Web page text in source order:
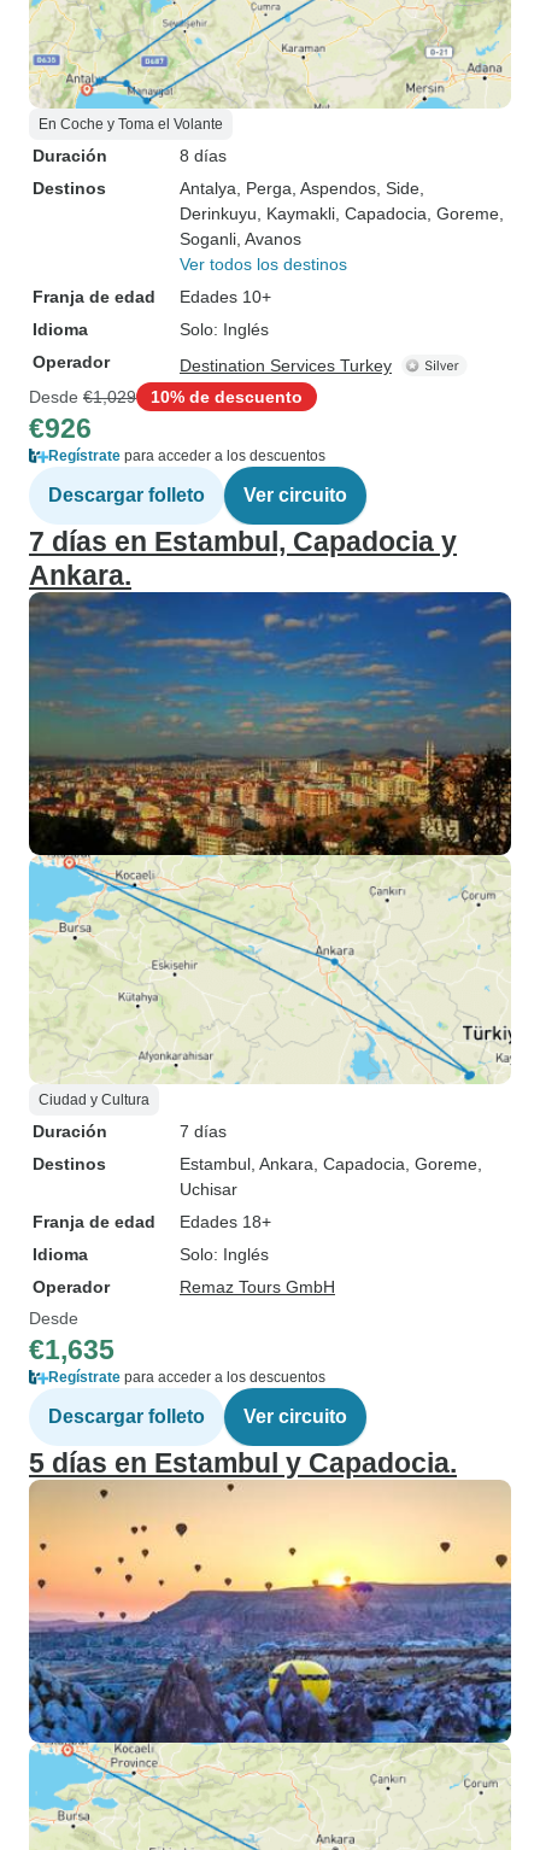
En Coche y Toma el Volante
Duración
8 días
Destinos
Antalya , Perga , Aspendos , Side
Derinkuyu , Kaymakli , Capadocia , Goreme
Soganli , Avanos
Ver todos los destinos
Franja de edad
Edades 10+
Idioma
Solo: Inglés
Operador
Destination Services Turkey
Desde €1,029 10% de descuento
€926
Regístrate para acceder a los descuentos
Descargar folleto Ver circuito
7 días en Estambul, Capadocia y
Ankara.
Ciudad y Cultura
Duración
7 días
Destinos
Estambul , Ankara , Capadocia , Goreme
Uchisar
Franja de edad
Edades 18+
Idioma
Solo: Inglés
Operador
Remaz Tours GmbH
Desde
€1,635
Regístrate para acceder a los descuentos
Descargar folleto Ver circuito
5 días en Estambul y Capadocia.